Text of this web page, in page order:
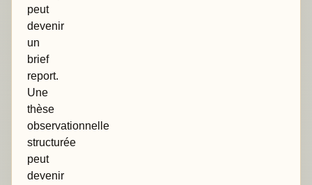
peut
devenir
un
brief
report.
Une
thèse
observationnelle
structurée
peut
devenir